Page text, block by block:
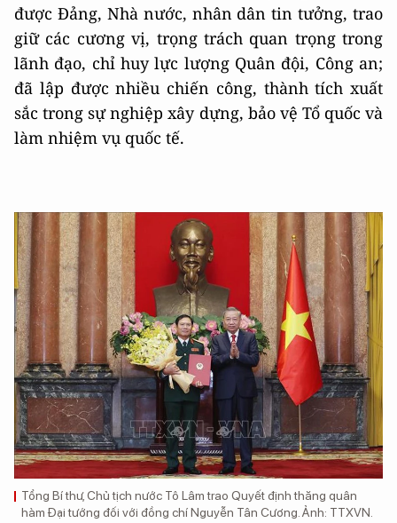
được Đảng, Nhà nước, nhân dân tin tưởng, trao
giữ các cương vị, trọng trách quan trọng trong
lãnh đạo, chỉ huy lực lượng Quân đội, Công an;
đã lập được nhiều chiến công, thành tích xuất
sắc trong sự nghiệp xây dựng, bảo vệ Tổ quốc và
làm nhiệm vụ quốc tế.
Tổng Bí thư, Chủ tịch nước Tô Lâm trao Quyết định thăng quân
hàm Đại tướng đối với đồng chí Nguyễn Tân Cương. Ảnh: TTXVN.